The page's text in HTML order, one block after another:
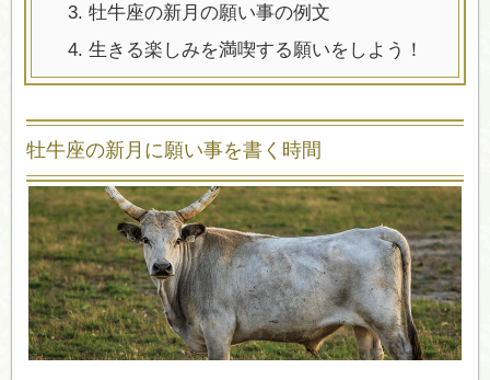
3. 牡牛座の新月の願い事の例文
4. 生きる楽しみを満喫する願いをしよう！
牡牛座の新月に願い事を書く時間